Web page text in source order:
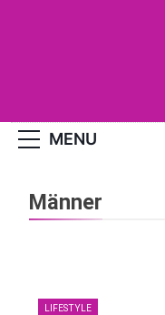
MENU
Männer
LIFESTYLE